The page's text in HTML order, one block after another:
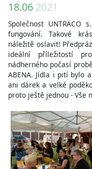
18.06 2021
Společnost
fungování. Takové
náležitě oslavit!
ideální příležitostí
nádherného počasí
ABENA. Jídla i pití bylo
ani dárek a velké
proto ještě jednou - Vše